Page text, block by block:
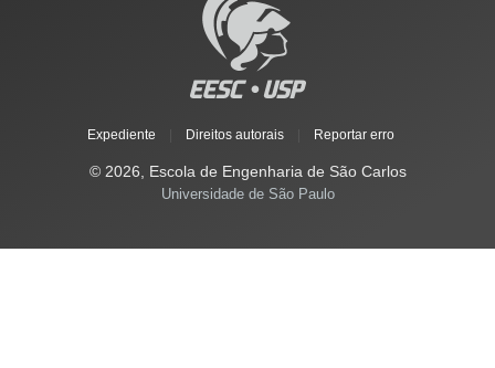
Expediente Direitos autorais Reportar erro
© 2026, Escola de Engenharia de São Carlos
Universidade de São Paulo